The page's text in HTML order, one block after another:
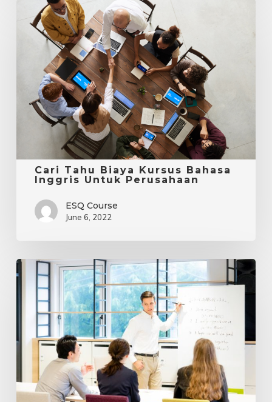
Tahu
Biaya
Bahasa
Inggris
Untuk
Perusahaan
Cari Tahu Biaya Kursus Bahasa
Inggris Untuk Perusahaan
ESQ Course
June 6, 2022
Kursus
Bahasa
Inggris
untuk
Dewasa
Jakarta